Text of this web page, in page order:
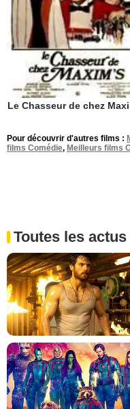
Le Chasseur de chez
Pour découvrir d'autres films :
films Comédie, Meilleurs films
Toutes les